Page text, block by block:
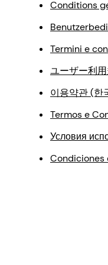
Conditions
Termini e
ユーザー利
이용약관 (한
Termos e
Условия
Condiciones